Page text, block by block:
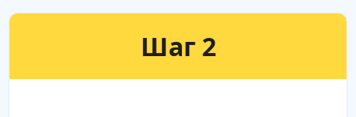
Шаг 2